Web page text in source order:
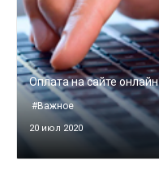
Оплата на сайте онлайн
#Важное
20 июл 2020